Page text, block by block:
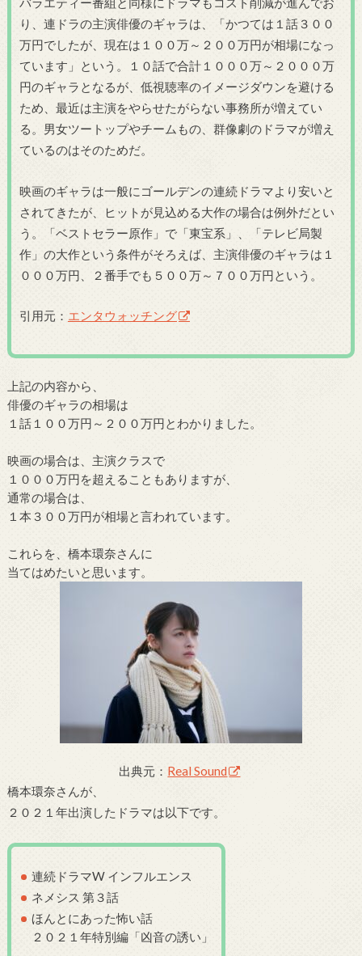
り、連ドラの主演俳優のギャラは、「かつては１話３００
万円でしたが、現在は１００万～２００万円が相場になっ
ています」という。１０話で合計１０００万～２０００万
円のギャラとなるが、低視聴率のイメージダウンを避ける
ため、最近は主演をやらせたがらない事務所が増えてい
る。男女ツートップやチームもの、群像劇のドラマが増え
ているのはそのためだ。
映画のギャラは一般にゴールデンの連続ドラマより安いと
されてきたが、ヒットが見込める大作の場合は例外だとい
う。「ベストセラー原作」で「東宝系」、「テレビ局製
作」の大作という条件がそろえば、主演俳優のギャラは１
０００万円、２番手でも５００万～７００万円という。
引用元： エンタウォッチング
上記の内容から、
俳優のギャラの相場は
１話１００万円～２００万円とわかりました。
映画の場合は、主演クラスで
１０００万円を超えることもありますが、
通常の場合は、
１本３００万円が相場と言われています。
これらを、橋本環奈さんに
当てはめたいと思います。
出典元： Real Sound
橋本環奈さんが、
２０２１年出演したドラマは以下です。
連続ドラマW インフルエンス
ネメシス 第３話
ほんとにあった怖い話
２０２１年特別編「凶音の誘い」